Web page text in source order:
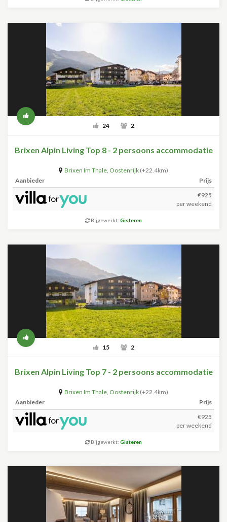
24 2
Brixen Alpin Living Top 8 - 2 persoons accommodatie
Brixen Im Thale, Oostenrijk (+22.4km)
Aanbieder
Prijs
€925
per weekend
Bijgewerkt: Gisteren
15 2
Brixen Alpin Living Top 7 - 2 persoons accommodatie
Brixen Im Thale, Oostenrijk (+22.4km)
Aanbieder
Prijs
€925
per weekend
Bijgewerkt: Gisteren